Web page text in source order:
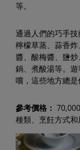
等。
通過人們的巧手
檸檬草蒸、蒜香
醬、酸梅醬、鹽
鍋、煮酸湯等。
嚐，這些地方總是
參考價格：
種類、烹飪方式